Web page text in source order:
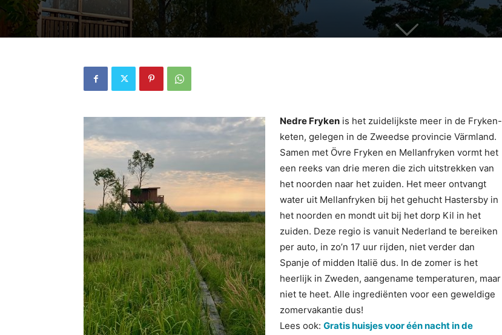
Nedre Fryken is het zuidelijkste meer in de Fryken-
keten, gelegen in de Zweedse provincie Värmland.
Samen met Övre Fryken en Mellanfryken vormt het
een reeks van drie meren die zich uitstrekken van
het noorden naar het zuiden. Het meer ontvangt
water uit Mellanfryken bij het gehucht Hastersby in
het noorden en mondt uit bij het dorp Kil in het
zuiden. Deze regio is vanuit Nederland te bereiken
per auto, in zo’n 17 uur rijden, niet verder dan
Spanje of midden Italië dus. In de zomer is het
heerlijk in Zweden, aangename temperaturen, maar
niet te heet. Alle ingrediënten voor een geweldige
zomervakantie dus!
Lees ook: Gratis huisjes voor één nacht in de